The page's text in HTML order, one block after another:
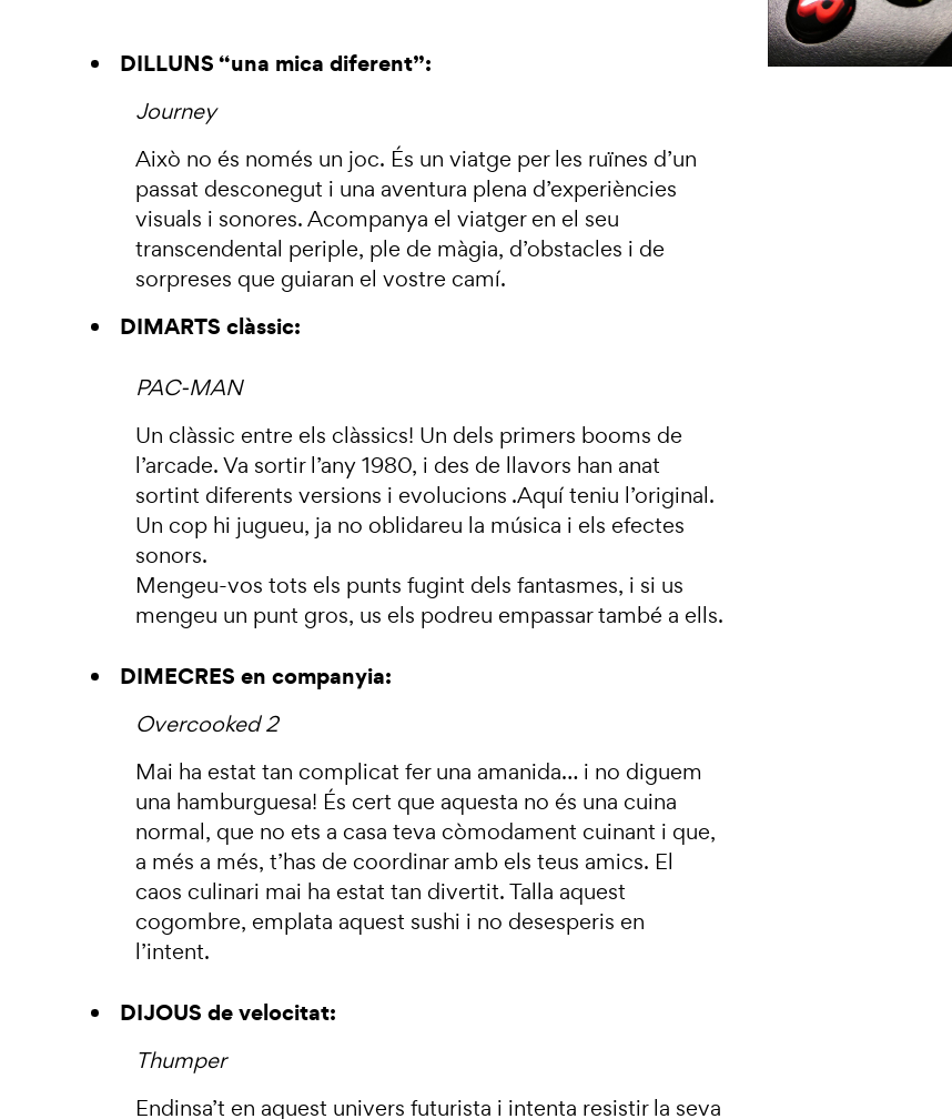
DILLUNS “una mica diferent”:
Journey
Això no és només un joc. És un viatge per les ruïnes d’un
passat desconegut i una aventura plena d’experiències
visuals i sonores. Acompanya el viatger en el seu
transcendental periple, ple de màgia, d’obstacles i de
sorpreses que guiaran el vostre camí.
DIMARTS clàssic:
PAC-MAN
Un clàssic entre els clàssics! Un dels primers booms de
l’arcade. Va sortir l’any 1980, i des de llavors han anat
sortint diferents versions i evolucions .Aquí teniu l’original.
Un cop hi jugueu, ja no oblidareu la música i els efectes
sonors.
Mengeu-vos tots els punts fugint dels fantasmes, i si us
mengeu un punt gros, us els podreu empassar també a ells.
DIMECRES en companyia:
Overcooked 2
Mai ha estat tan complicat fer una amanida… i no diguem
una hamburguesa! És cert que aquesta no és una cuina
normal, que no ets a casa teva còmodament cuinant i que,
a més a més, t’has de coordinar amb els teus amics. El
caos culinari mai ha estat tan divertit. Talla aquest
cogombre, emplata aquest sushi i no desesperis en
l’intent.
DIJOUS de velocitat:
Thumper
Endinsa’t en aquest univers futurista i intenta resistir la seva